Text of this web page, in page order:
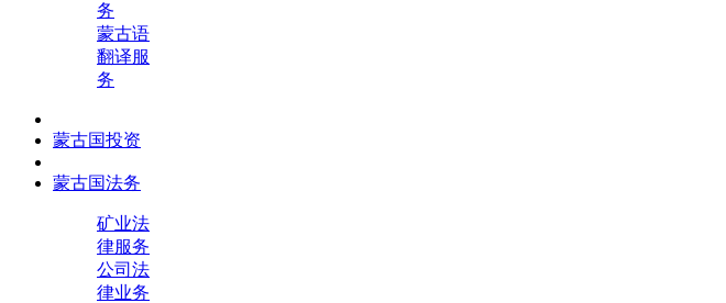
务
蒙古语
翻译服
务
蒙古国投资
蒙古国法务
矿业法
律服务
公司法
律业务